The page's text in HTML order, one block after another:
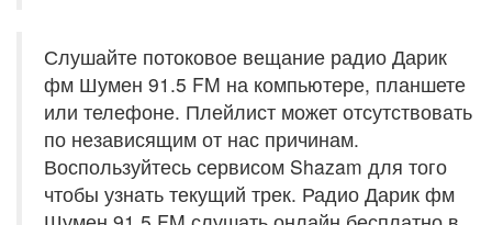
Слушайте потоковое вещание радио Дарик
фм Шумен 91.5 FM на компьютере, планшете
или телефоне. Плейлист может отсутствовать
по независящим от нас причинам.
Воспользуйтесь сервисом Shazam для того
чтобы узнать текущий трек. Радио Дарик фм